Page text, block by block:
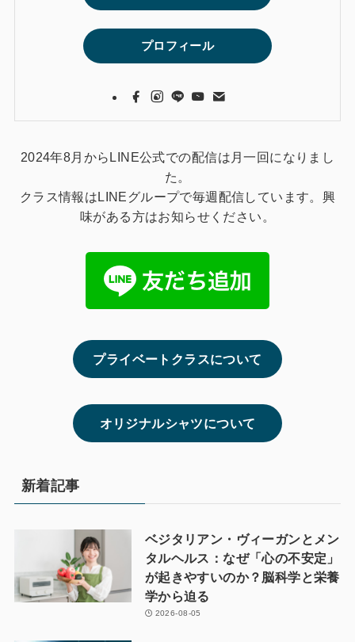
プロフィール
2024年8月からLINE公式での配信は月一回になりまし
た。
クラス情報はLINEグループで毎週配信しています。興
味がある方はお知らせください。
プライベートクラスについて
オリジナルシャツについて
新着記事
ベジタリアン・ヴィーガンとメン
タルヘルス：なぜ「心の不安定」
が起きやすいのか？脳科学と栄養
学から迫る
2026-08-05